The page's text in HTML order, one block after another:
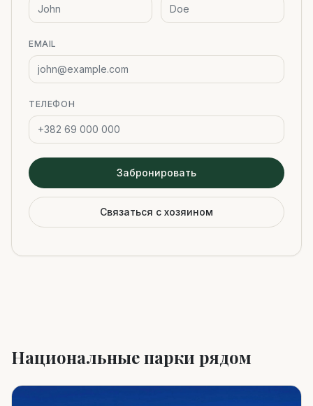
EMAIL
ТЕЛЕФОН
Забронировать
Связаться с хозяином
Национальные парки рядом